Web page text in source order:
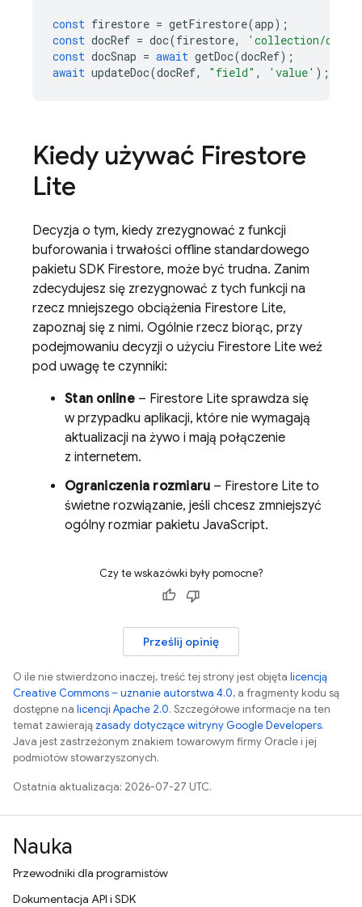
const firestore = getFirestore(app);
const docRef = doc(firestore, 'collection/doc'
const docSnap = await getDoc(docRef);
await updateDoc(docRef, "field" , 'value' );
Kiedy używać Firestore
Lite
Decyzja o tym, kiedy zrezygnować z funkcji
buforowania i trwałości offline standardowego
pakietu SDK Firestore, może być trudna. Zanim
zdecydujesz się zrezygnować z tych funkcji na
rzecz mniejszego obciążenia Firestore Lite,
zapoznaj się z nimi. Ogólnie rzecz biorąc, przy
podejmowaniu decyzji o użyciu Firestore Lite weź
pod uwagę te czynniki:
Stan online– Firestore Lite sprawdza się
w przypadku aplikacji, które nie wymagają
aktualizacji na żywo i mają połączenie
z internetem.
Ograniczenia rozmiaru – Firestore Lite to
świetne rozwiązanie, jeśli chcesz zmniejszyć
ogólny rozmiar pakietu JavaScript.
Czy te wskazówki były pomocne?
Prześlij opinię
O ile nie stwierdzono inaczej, treść tej strony jest objęta licencją
Creative Commons – uznanie autorstwa 4.0, a fragmenty kodu są
dostępne na licencji Apache 2.0. Szczegółowe informacje na ten
temat zawierają zasady dotyczące witryny Google Developers.
Java jest zastrzeżonym znakiem towarowym firmy Oracle i jej
podmiotów stowarzyszonych.
Ostatnia aktualizacja: 2026-07-27 UTC.
Nauka
Przewodniki dla programistów
Dokumentacja API i SDK